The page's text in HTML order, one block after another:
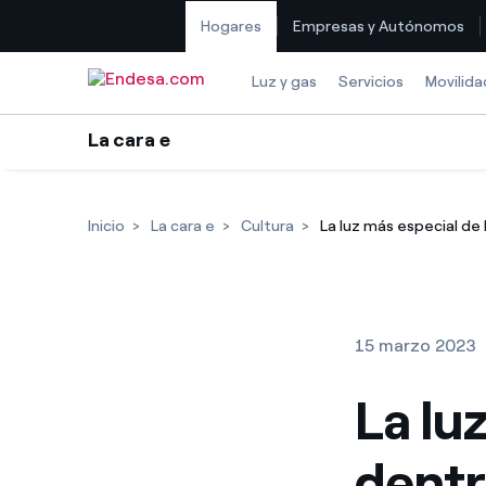
Hogares Empresas y Autónomos
Luz y gas Servicios
La cara e
Inicio La cara e Cultura La luz más especial
15 marzo 2023
La